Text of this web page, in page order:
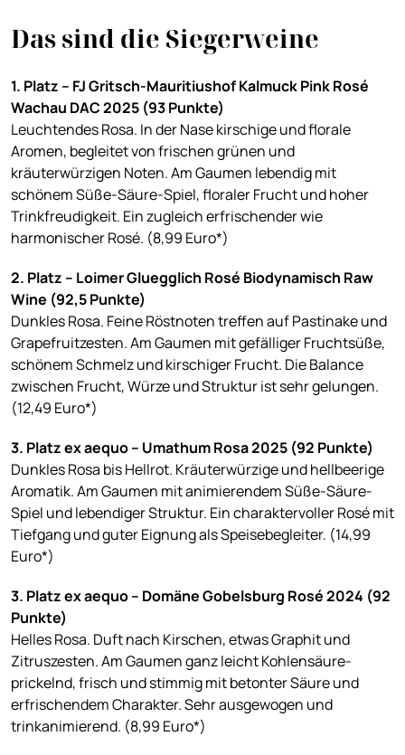
Das sind die Siegerweine
1. Platz – FJ Gritsch-Mauritiushof Kalmuck Pink Rosé
Wachau DAC 2025 (93 Punkte)
Leuchtendes Rosa. In der Nase kirschige und florale
Aromen, begleitet von frischen grünen und
kräuterwürzigen Noten. Am Gaumen lebendig mit
schönem Süße-Säure-Spiel, floraler Frucht und hoher
Trinkfreudigkeit. Ein zugleich erfrischender wie
harmonischer Rosé. (8,99 Euro*)
2. Platz – Loimer Gluegglich Rosé Biodynamisch Raw
Wine (92,5 Punkte)
Dunkles Rosa. Feine Röstnoten treffen auf Pastinake und
Grapefruitzesten. Am Gaumen mit gefälliger Fruchtsüße,
schönem Schmelz und kirschiger Frucht. Die Balance
zwischen Frucht, Würze und Struktur ist sehr gelungen.
(12,49 Euro*)
3. Platz ex aequo – Umathum Rosa 2025 (92 Punkte)
Dunkles Rosa bis Hellrot. Kräuterwürzige und hellbeerige
Aromatik. Am Gaumen mit animierendem Süße-Säure-
Spiel und lebendiger Struktur. Ein charaktervoller Rosé mit
Tiefgang und guter Eignung als Speisebegleiter. (14,99
Euro*)
3. Platz ex aequo – Domäne Gobelsburg Rosé 2024 (92
Punkte)
Helles Rosa. Duft nach Kirschen, etwas Graphit und
Zitruszesten. Am Gaumen ganz leicht Kohlensäure-
prickelnd, frisch und stimmig mit betonter Säure und
erfrischendem Charakter. Sehr ausgewogen und
trinkanimierend. (8,99 Euro*)